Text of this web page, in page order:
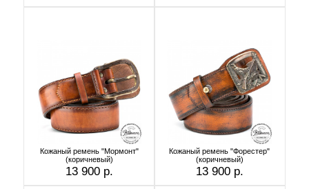
Кожаный ремень "Мормонт"
(коричневый)
13 900 р.
Кожаный ремень "Форестер"
(коричневый)
13 900 р.